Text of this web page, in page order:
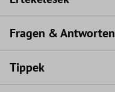
Fragen & Antworten
Tippek